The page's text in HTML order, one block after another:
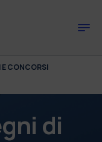
E CONCORSI
di